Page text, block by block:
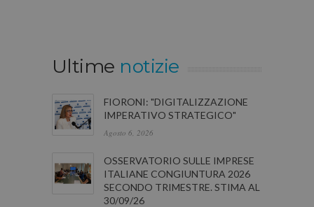
Ultime notizie
FIORONI: "DIGITALIZZAZIONE
IMPERATIVO STRATEGICO"
Agosto 6, 2026
OSSERVATORIO SULLE IMPRESE
ITALIANE CONGIUNTURA 2026
SECONDO TRIMESTRE. STIMA AL
30/09/26